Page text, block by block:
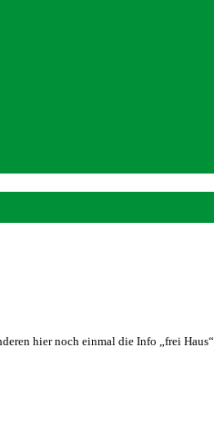
hier noch einmal die Info „frei